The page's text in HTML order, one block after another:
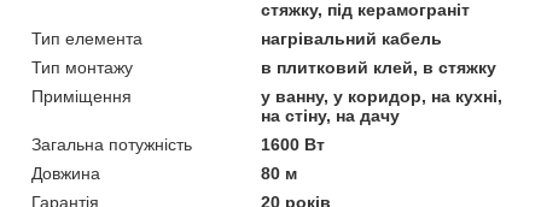
стяжку, під керамограніт
Тип елемента
нагрівальний кабель
Тип монтажу
в плитковий клей, в стяжку
Приміщення
у ванну, у коридор, на кухні,
на стіну, на дачу
Загальна потужність
1600 Вт
Довжина
80 м
Гарантія
20 років